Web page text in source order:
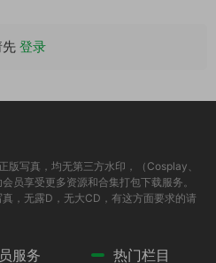
登录
写真，均无第三方水印，（Cosplay、
员享受更多资源和合集打包下载服务。
，无露D，无大CD，有这方面要求的请
服务 热门栏目